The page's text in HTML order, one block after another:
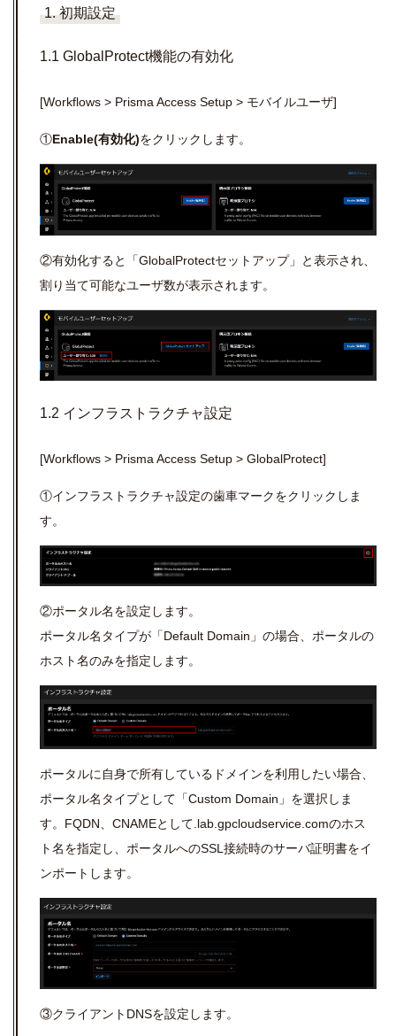
1. 初期設定
1.1 GlobalProtect機能の有効化
[Workflows > Prisma Access Setup > モバイルユーザ]
①Enable(有効化)をクリックします。
②有効化すると「GlobalProtectセットアップ」と表示され、
割り当て可能なユーザ数が表示されます。
1.2 インフラストラクチャ設定
[Workflows > Prisma Access Setup > GlobalProtect]
①インフラストラクチャ設定の歯車マークをクリックしま
す。
②ポータル名を設定します。
ポータル名タイプが「Default Domain 」の場合、ポータルの
ホスト名のみを指定します。
ポータルに自身で所有しているドメインを利用したい場合、
ポータル名タイプとして「Custom Domain 」を選択しま
す。 FQDN CNAMEとして .lab.gpcloudservice.comのホス
ト名を指定し、ポータルへのSSL 接続時のサーバ証明書をイ
ンポートします。
③クライアントDNSを設定します。